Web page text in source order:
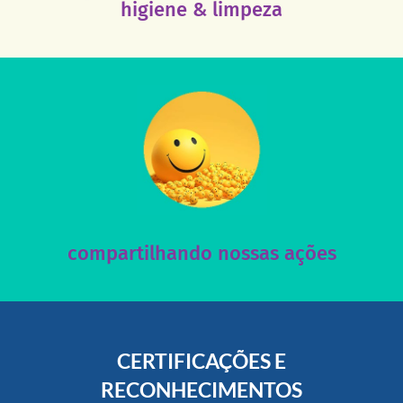
higiene & limpeza
compartilhando nossas ações
Acesse nossas redes sociais e nos ajude compartilhando
nossos posts e nosso site!
acesse nosso instagram
CERTIFICAÇÕES E
RECONHECIMENTOS